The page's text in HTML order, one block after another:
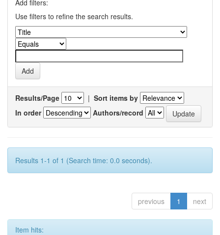
Add filters:
Use filters to refine the search results.
Results/Page | Sort items by
In order
Authors/record
Results 1-1 of 1 (Search time: 0.0 seconds).
previous 1 next
Item hits: